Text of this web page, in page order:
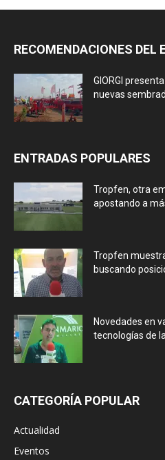
RECOMENDACIONES DEL
GIORGI
nuevas
ENTRADAS POPULARES
Tropfen, otra
apostando a
Tropfen
buscando
Novedades en
tecnologías de
CATEGORÍA POPULAR
Actualidad
Eventos